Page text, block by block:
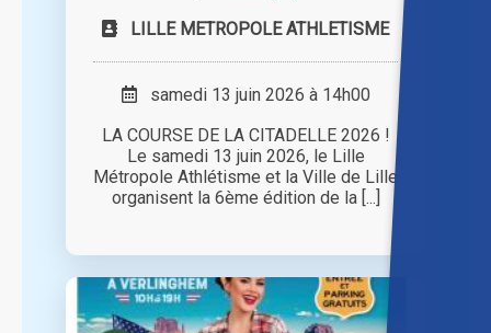
LILLE METROPOLE ATHLETISME
samedi 13 juin 2026 à 14h00
LA COURSE DE LA CITADELLE 2026 !
Le samedi 13 juin 2026, le Lille
Métropole Athlétisme et la Ville de Lille
organisent la 6ème édition de la [...]